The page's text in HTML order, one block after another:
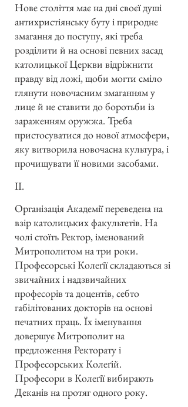
Нове століття має на дні своєї душі
антихристіянську буту і природне
змагання до поступу, які треба
розділити й на основі певних засад
католицької Церкви відріжнити
правду від ложі, щоби могти сміло
глянути новочасним змаганням у
лице й не ставити до боротьби із
зараженням оружжа. Треба
пристосуватися до нової атмосфери,
яку витворила новочасна культура, і
прочищувати її новими засобами.
II.
Організація Академії переведена на
взір католицьких факультетів. На
чолі стоїть Ректор, іменований
Митрополитом на три роки.
Професорські Колеґії складаються зі
звичайних і надзвичайних
професорів та доцентів, себто
габілітованих докторів на основі
печатних праць. Їх іменування
довершує Митрополит на
предложення Ректорату і
Професорських Колеґій.
Професори в Колеґії вибирають
Деканів на протяг одного року.